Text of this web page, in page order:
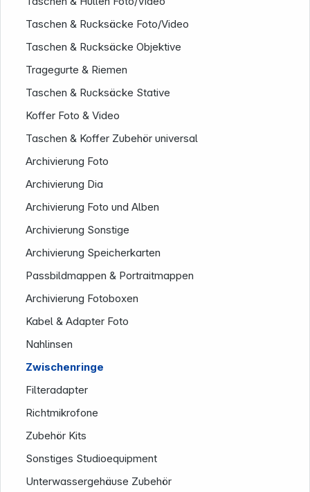
Taschen & Rucksäcke Foto/Video
Taschen & Rucksäcke Objektive
Tragegurte & Riemen
Taschen & Rucksäcke Stative
Koffer Foto & Video
Taschen & Koffer Zubehör universal
Archivierung Foto
Archivierung Dia
Archivierung Foto und Alben
Archivierung Sonstige
Archivierung Speicherkarten
Passbildmappen & Portraitmappen
Archivierung Fotoboxen
Kabel & Adapter Foto
Nahlinsen
Zwischenringe
Filteradapter
Richtmikrofone
Zubehör Kits
Sonstiges Studioequipment
Unterwassergehäuse Zubehör
Folgen Sie uns auf